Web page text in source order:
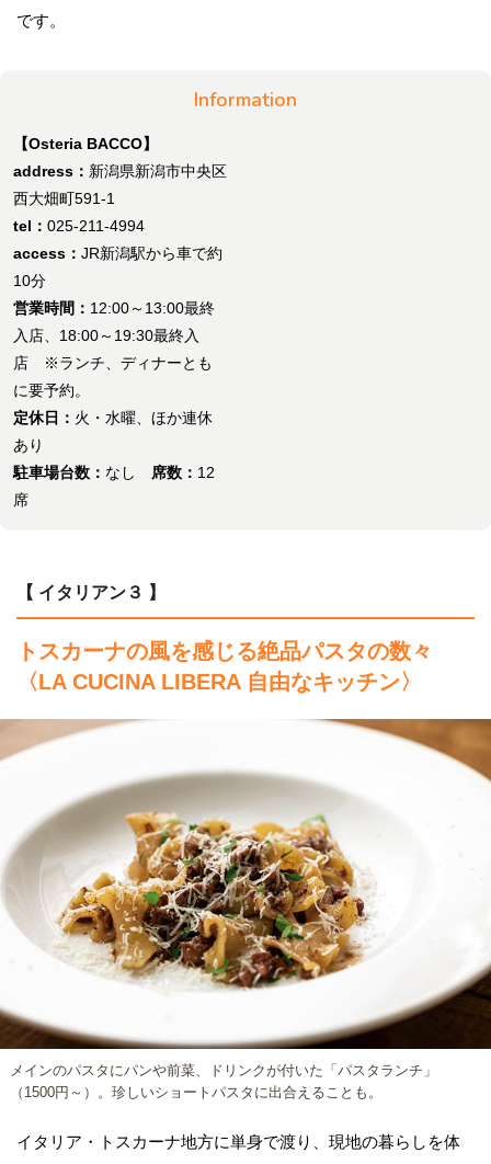
です。
Information
【Osteria BACCO】
address： 新潟県新潟市中央区
西大畑町591-1
tel： 025-211-4994
access： JR新潟駅から車で約
10分
営業時間： 12:00～13:00最終
入店、18:00～19:30最終入
店 ※ランチ、ディナーとも
に要予約。
定休日： 火・水曜、ほか連休
あり
駐車場台数： なし 席数： 12
席
【 イタリアン３ 】
トスカーナの風を感じる絶品パスタの数々
〈LA CUCINA LIBERA 自由なキッチン〉
メインのパスタにパンや前菜、ドリンクが付いた「パスタランチ」
（1500円～）。珍しいショートパスタに出合えることも。
イタリア・トスカーナ地方に単身で渡り、現地の暮らしを体